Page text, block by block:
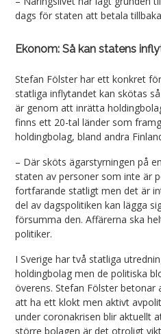
dags för staten att betala
Ekonom: Så kan statens
Stefan Fölster har ett konkret
statliga inflytandet kan skötas
är genom att inrätta
finns ett 20-tal länder som
holdingbolag, bland andra
– Där sköts ägarstyrningen på
staten av personer som inte är
fortfarande statligt men det är
del av dagspolitiken kan lägga
försumma den. Affärerna ska
politiker.
I Sverige har två statliga
holdingbolag men de politiska
överens. Stefan Fölster
att ha ett klokt men aktivt
under coronakrisen blir aktuellt
större bolagen är det otroligt